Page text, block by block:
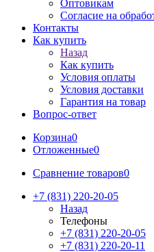
Оптовикам
Cогласие на
Контакты
Как купить
Назад
Как купить
Условия оплаты
Условия доставки
Гарантия на товар
Вопрос-ответ
Корзина0
Отложенные0
Сравнение товаров0
+7 (831) 220-20-05
Назад
Телефоны
+7 (831) 220-20-05
+7 (831) 220-20-11